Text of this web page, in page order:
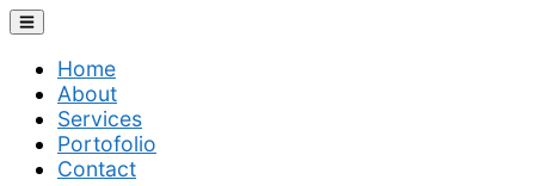
Home
About
Services
Portofolio
Contact